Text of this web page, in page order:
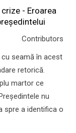
- Eroarea
Contributors
seamă în acest
retorică.
martor ce
nu
spre a identifica o